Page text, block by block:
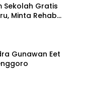
Sekolah Gratis
Minta Rehab
Gunawan Eet